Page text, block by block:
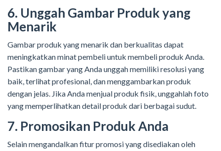
6. Unggah Gambar Produk yang
Menarik
Gambar produk yang menarik dan berkualitas dapat
meningkatkan minat pembeli untuk membeli produk Anda.
Pastikan gambar yang Anda unggah memiliki resolusi yang
baik, terlihat profesional, dan menggambarkan produk
dengan jelas. Jika Anda menjual produk fisik, unggahlah foto
yang memperlihatkan detail produk dari berbagai sudut.
7. Promosikan Produk Anda
Selain mengandalkan fitur promosi yang disediakan oleh